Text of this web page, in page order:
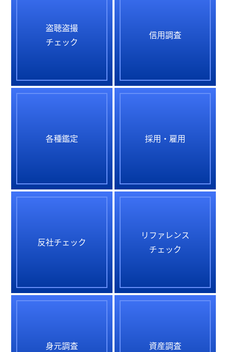
盗聴盗撮
チェック
信用調査
各種鑑定 採用・雇用
反社チェック
リファレンス
チェック
身元調査 資産調査